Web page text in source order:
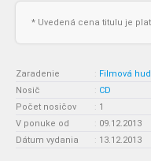
* Uvedená cena titulu je
Zaradenie : Filmová
Nosič
: CD
Počet nosičov
: 1
V ponuke od
: 09.12.2013
Dátum vydania
: 13.12.2013